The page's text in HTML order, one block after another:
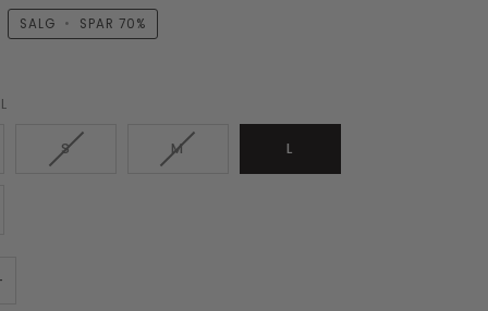
SALG • SPAR 70%
L
S M L